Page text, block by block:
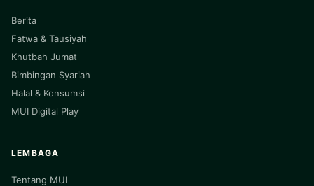
Berita
Fatwa & Tausiyah
Khutbah Jumat
Bimbingan Syariah
Halal & Konsumsi
MUI Digital Play
LEMBAGA
Tentang MUI